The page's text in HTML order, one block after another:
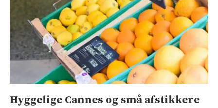
Hyggelige Cannes og små afstikkere